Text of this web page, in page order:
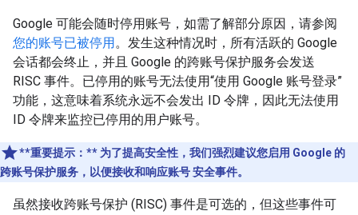
Google 可能会随时停用账号，如需了解部分原因，请参阅
您的账号已被停用。发生这种情况时，所有活跃的 Google
会话都会终止，并且 Google 的跨账号保护服务会发送
RISC 事件。已停用的账号无法使用“使用 Google 账号登录”
功能，这意味着系统永远不会发出 ID 令牌，因此无法使用
ID 令牌来监控已停用的用户账号。
**重要提示：** 为了提高安全性，我们强烈建议您启用 Google 的
跨账号保护服务，以便接收和响应账号 安全事件。
虽然接收跨账号保护 (RISC) 事件是可选的，但这些事件可